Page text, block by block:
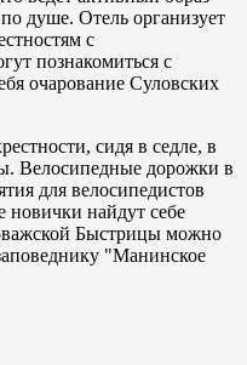
душе. Отель организует
с
познакомиться с
очарование Суловских
сидя в седле, в
Велосипедные дорожки в
для велосипедистов
новички найдут себе
Быстрицы можно
"Манинское